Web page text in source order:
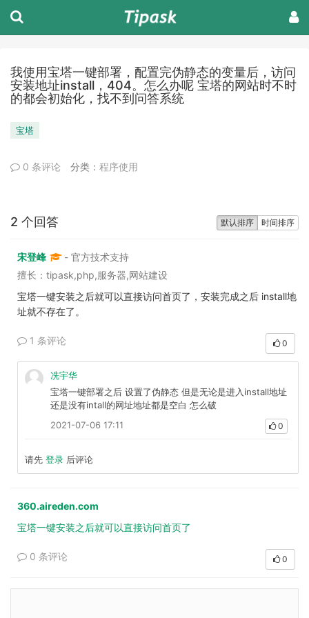
我使用宝塔一键部署，配置完伪静态的变量后，访问
安装地址install，404。怎么办呢 宝塔的网站时不时
的都会初始化，找不到问答系统
宝塔
0 条评论 分类： 程序使用
默认排序 时间排序
2 个回答
宋登峰
- 官方技术支持
擅长：tipask,php,服务器,网站建设
宝塔一键安装之后就可以直接访问首页了，安装完成之后 install地
址就不存在了。
1 条评论 0
冼宇华
宝塔一键部署之后 设置了伪静态 但是无论是进入install地址
还是没有intall的网址地址都是空白 怎么破
2021-07-06 17:11
0
请先 登录 后评论
360.aireden.com
宝塔一键安装之后就可以直接访问首页了
0 条评论 0